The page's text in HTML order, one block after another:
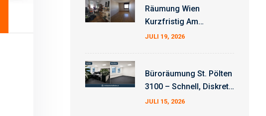
Räumung Wien
Kurzfristig Am
Wochenende
JULI 19, 2026
Büroräumung St. Pölten
3100 – Schnell, Diskret
Und Zum Fixpreis
JULI 15, 2026